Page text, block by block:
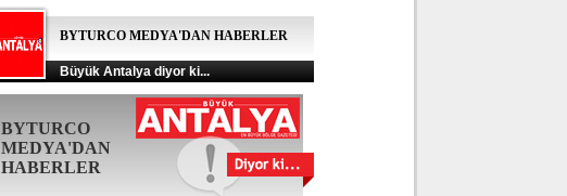
BYTURCO MEDYA'DAN HABERLER
Büyük Antalya diyor ki...
BYTURCO
MEDYA'DAN
HABERLER